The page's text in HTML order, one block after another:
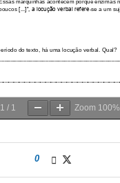
1 / 1 Zoom 100%
0